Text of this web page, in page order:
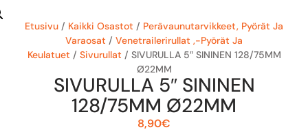
Etusivu / Kaikki Osastot / Perävaunutarvikkeet, Pyörät Ja
Varaosat / Venetrailerirullat ,-Pyörät Ja
Keulatuet / Sivurullat / SIVURULLA 5″ SININEN 128/75MM
Ø22MM
SIVURULLA 5″ SININEN
128/75MM Ø22MM
8,90€